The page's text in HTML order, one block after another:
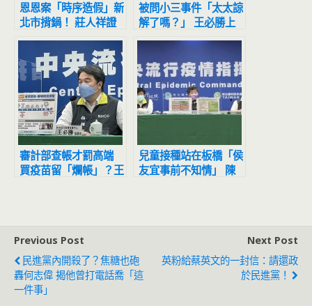
恩恩案「時序造假」新
北市揹鍋！ 莊人祥證
實：指揮中心複製貼上
被問小三事件「太太諒
解了嗎？」 王必勝上
任首秀臉垮了、拒答走
審計部查帳才罰高端
買疫苗留「爛帳」？王
兒童接種站在板橋「侯
友宜事前不知情」 陳
Previous Post
民進黨內開殺了？焦糖也砲
轟何志偉 揭他曾打電話喬「這
一件事」
Next Post
英粉給蔡英文的一封信：請還政
於民進黨！